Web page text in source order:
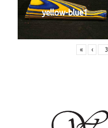
yellow-blue1
« ‹